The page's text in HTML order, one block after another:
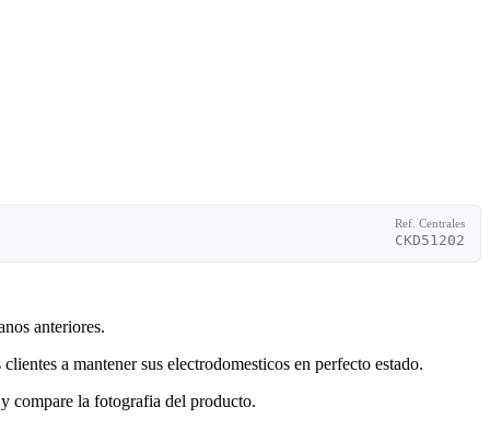
Ref. Centrales
CKD51202
anteriores.
a mantener sus electrodomesticos en perfecto estado.
compare la fotografia del producto.